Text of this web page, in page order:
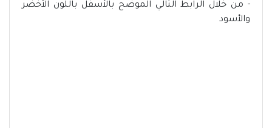
- من خلال الرابط التالي الموضح بالأسفل باللون الأخضر
والأسود